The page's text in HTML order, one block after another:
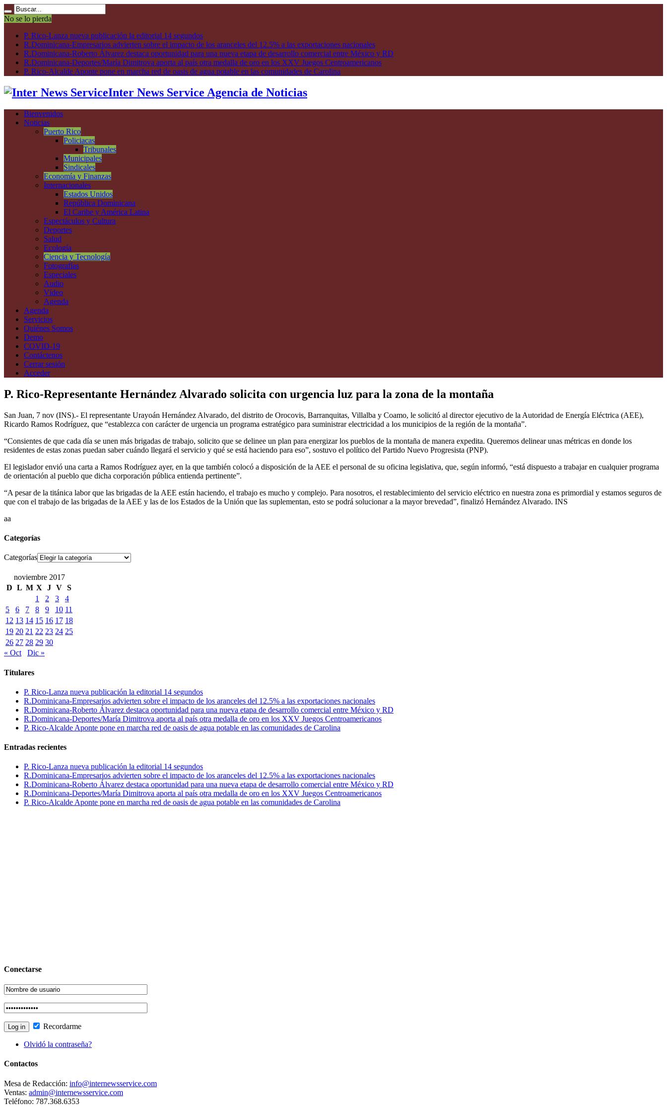
No se lo pierda
P. Rico-Lanza nueva publicación la editorial 14 segundos
R.Dominicana-Empresarios advierten sobre el impacto de los aranceles del 12.5% a las exportaciones nacionales
R.Dominicana-Roberto Álvarez destaca oportunidad para una nueva etapa de desarrollo comercial entre México y RD
R.Dominicana-Deportes/María Dimitrova aporta al país otra medalla de oro en los XXV Juegos Centroamericanos
P. Rico-Alcalde Aponte pone en marcha red de oasis de agua potable en las comunidades de Carolina
Inter News Service Agencia de Noticias
Bienvenidos
Noticias
Puerto Rico
Policiacas
Tribunales
Municipales
Sindicales
Economía y Finanzas
Internacionales
Estados Unidos
República Dominicana
El Caribe y América Latina
Espectáculos y Cultura
Deportes
Salud
Ecología
Ciencia y Tecnología
Fotografías
Especiales
Audio
Vídeo
Agenda
Agenda
Servicios
Quiénes Somos
Demo
COVID-19
Contáctenos
Cerrar sesión
Acceder
P. Rico-Representante Hernández Alvarado solicita con urgencia luz para la zona de la montaña
San Juan, 7 nov (INS).- El representante Urayoán Hernández Alvarado, del distrito de Orocovis, Barranquitas, Villalba y Coamo, le solicitó al director ejecutivo de la Autoridad de Energía Eléctrica (AEE),
Ricardo Ramos Rodríguez, que “establezca con carácter de urgencia un programa estratégico para suministrar electricidad a los municipios de la región de la montaña”.
“Consientes de que cada día se unen más brigadas de trabajo, solicito que se delinee un plan para energizar los pueblos de la montaña de manera expedita. Queremos delinear unas métricas en donde los
residentes de estas zonas puedan saber cuándo llegará el servicio y qué se está haciendo para eso”, sostuvo el político del Partido Nuevo Progresista (PNP).
El legislador envió una carta a Ramos Rodríguez ayer, en la que también colocó a disposición de la AEE el personal de su oficina legislativa, que, según informó, “está dispuesto a trabajar en cualquier programa
de orientación al pueblo que dicha corporación pública entienda pertinente”.
“A pesar de la titánica labor que las brigadas de la AEE están haciendo, el trabajo es mucho y complejo. Para nosotros, el restablecimiento del servicio eléctrico en nuestra zona es primordial y estamos seguros de
que con el trabajo de las brigadas de la AEE y las de los Estados de la Unión que las suplementan, esto se podrá solucionar a la mayor brevedad”, finalizó Hernández Alvarado. INS
aa
Categorías
Categorías
noviembre 2017
D L M X J V S
1
2 3
4
5
6 7 8 9 10 11
12 13 14 15 16 17 18
19 20 21 22 23 24 25
26 27 28 29 30
« Oct
Dic »
Titulares
P. Rico-Lanza nueva publicación la editorial 14 segundos
R.Dominicana-Empresarios advierten sobre el impacto de los aranceles del 12.5% a las exportaciones nacionales
R.Dominicana-Roberto Álvarez destaca oportunidad para una nueva etapa de desarrollo comercial entre México y RD
R.Dominicana-Deportes/María Dimitrova aporta al país otra medalla de oro en los XXV Juegos Centroamericanos
P. Rico-Alcalde Aponte pone en marcha red de oasis de agua potable en las comunidades de Carolina
Entradas recientes
P. Rico-Lanza nueva publicación la editorial 14 segundos
R.Dominicana-Empresarios advierten sobre el impacto de los aranceles del 12.5% a las exportaciones nacionales
R.Dominicana-Roberto Álvarez destaca oportunidad para una nueva etapa de desarrollo comercial entre México y RD
R.Dominicana-Deportes/María Dimitrova aporta al país otra medalla de oro en los XXV Juegos Centroamericanos
P. Rico-Alcalde Aponte pone en marcha red de oasis de agua potable en las comunidades de Carolina
Conectarse
Recordarme
Olvidó la contraseña?
Contactos
Mesa de Redacción: info@internewsservice.com
Ventas: admin@internewsservice.com
Teléfono: 787.368.6353